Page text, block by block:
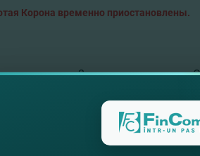
Корона временно приостановлены.
выплачены в 2 валюты – доллары
несколько секунд после его